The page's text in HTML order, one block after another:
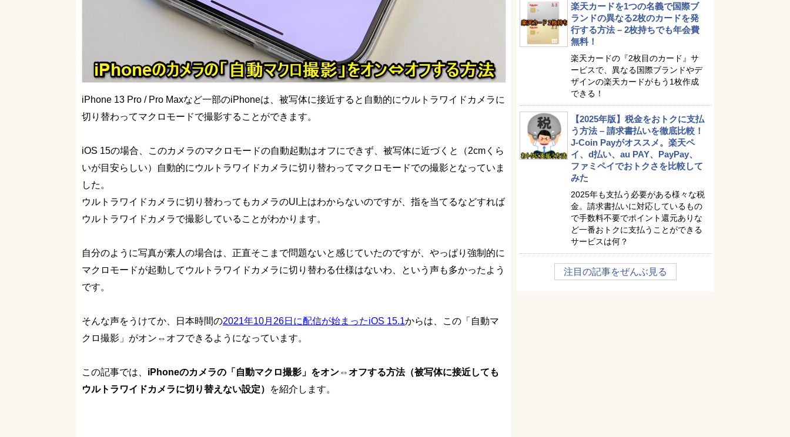
iPhone 13 Pro / Pro Maxなど一部のiPhoneは、被写体に接近すると自動的にウルトラワイドカメラに
切り替わってマクロモードで撮影することができます。
iOS 15の場合、このカメラのマクロモードの自動起動はオフにできず、被写体に近づくと（2cmくら
いが目安らしい）自動的にウルトラワイドカメラに切り替わってマクロモードでの撮影となっていま
した。
ウルトラワイドカメラに切り替わってもカメラのUI上はわからないのですが、指を当てるなどすれば
ウルトラワイドカメラで撮影していることがわかります。
自分のように写真が素人の場合は、正直そこまで問題ないと感じていたのですが、やっぱり強制的に
マクロモードが起動してウルトラワイドカメラに切り替わる仕様はないわ、という声も多かったよう
です。
そんな声をうけてか、日本時間の2021年10月26日に配信が始まったiOS 15.1からは、この「自動マ
クロ撮影」がオン⇔オフできるようになっています。
この記事では、 iPhoneのカメラの「自動マクロ撮影」をオン⇔オフする方法（被写体に接近しても
ウルトラワイドカメラに切り替えない設定）
を紹介します。
楽天カードを1つの名義で国際ブ
ランドの異なる2枚のカードを発
行する方法 – 2枚持ちでも年会費
無料！
楽天カードの『2枚目のカード』サ
ービスで、異なる国際ブランドやデ
ザインの楽天カードがもう1枚作成
できる！
【2025年版】税金をおトクに支払
う方法 – 請求書払いを徹底比較！
J-Coin Payがオススメ。楽天ペ
イ、d払い、au PAY、PayPay、
ファミペイでおトクさを比較して
みた
2025年も支払う必要がある様々な税
金。請求書払いに対応しているもの
で手数料不要でポイント還元ありな
ど一番おトクに支払うことができる
サービスは何？
注目の記事をぜんぶ見る